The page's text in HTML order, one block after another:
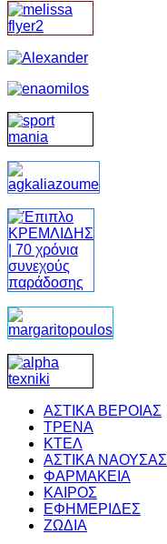
ΑΣΤΙΚΑ ΒΕΡΟΙΑΣ
ΤΡΕΝΑ
ΚΤΕΛ
ΑΣΤΙΚΑ ΝΑΟΥΣΑΣ
ΦΑΡΜΑΚΕΙΑ
ΚΑΙΡΟΣ
ΕΦΗΜΕΡΙΔΕΣ
ΖΩΔΙΑ